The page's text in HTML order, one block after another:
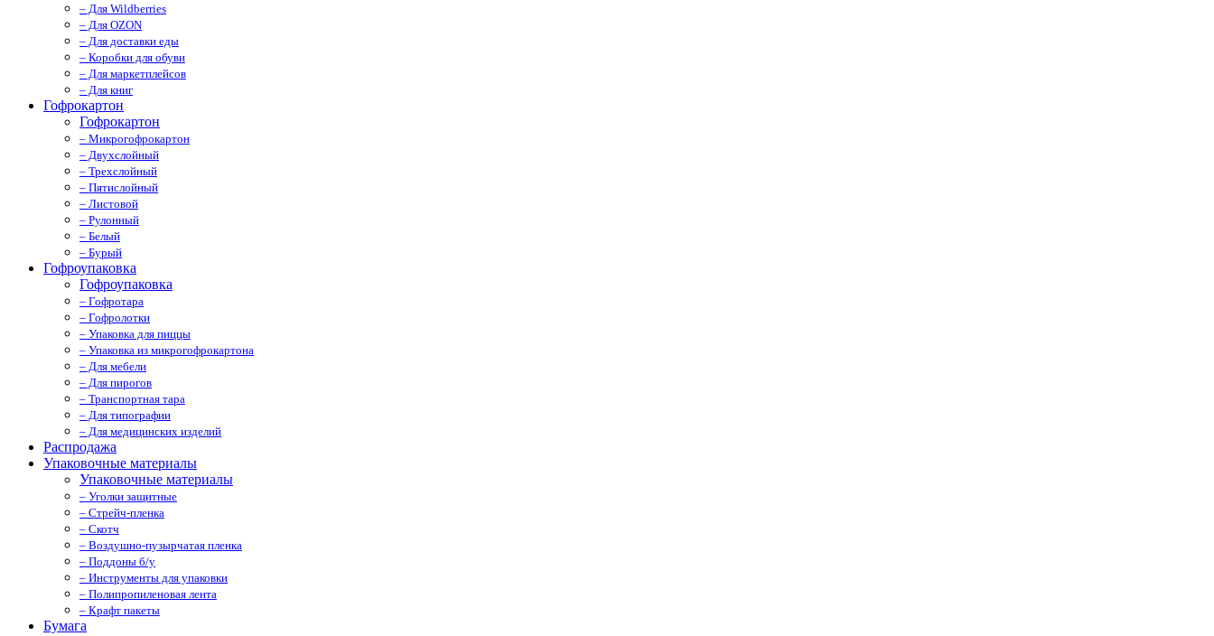
– Для Wildberries
– Для OZON
– Для доставки еды
– Коробки для обуви
– Для маркетплейсов
– Для книг
Гофрокартон
Гофрокартон
– Микрогофрокартон
– Двухслойный
– Трехслойный
– Пятислойный
– Листовой
– Рулонный
– Белый
– Бурый
Гофроупаковка
Гофроупаковка
– Гофротара
– Гофролотки
– Упаковка для пиццы
– Упаковка из микрогофрокартона
– Для мебели
– Для пирогов
– Транспортная тара
– Для типографии
– Для медицинских изделий
Распродажа
Упаковочные материалы
Упаковочные материалы
– Уголки защитные
– Стрейч-пленка
– Скотч
– Воздушно-пузырчатая пленка
– Поддоны б/у
– Инструменты для упаковки
– Полипропиленовая лента
– Крафт пакеты
Бумага